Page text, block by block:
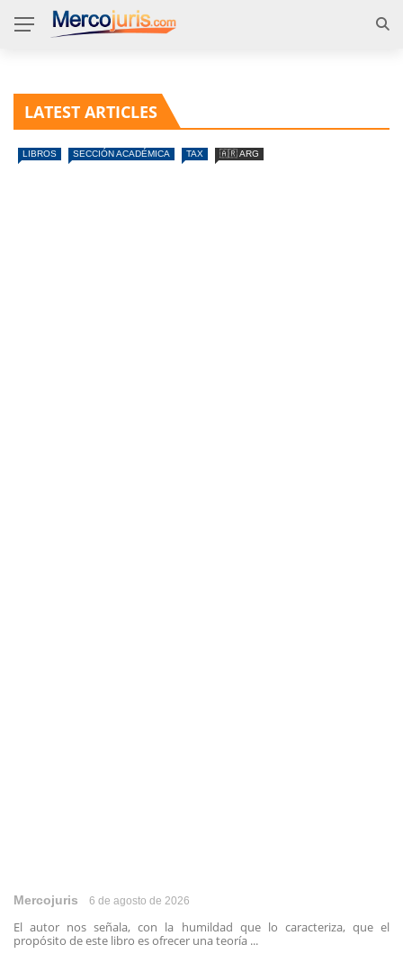
LATEST ARTICLES
LIBROS SECCIÓN ACADÉMICA TAX 🇦🇷 ARG
Mercojuris 6 de agosto de 2026
El autor nos señala, con la humildad que lo caracteriza, que el
propósito de este libro es ofrecer una teoría ...